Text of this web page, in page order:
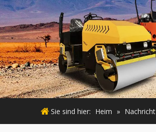
Sie sind hier: Heim » Nachricht